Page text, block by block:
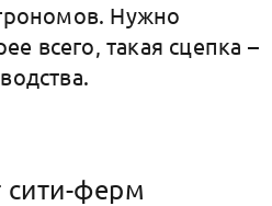
Нужно
всего, такая сцепка –
сити-ферм